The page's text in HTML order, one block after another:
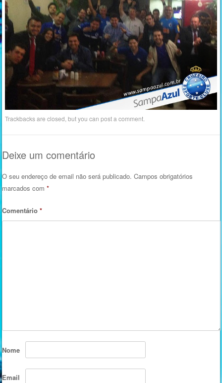
Trackbacks are closed, but you canpost a comment
Deixe um comentário
O seu endereço de email não será publicado. Campos obrigatórios
marcados com*
Comentário*
Nome
Email